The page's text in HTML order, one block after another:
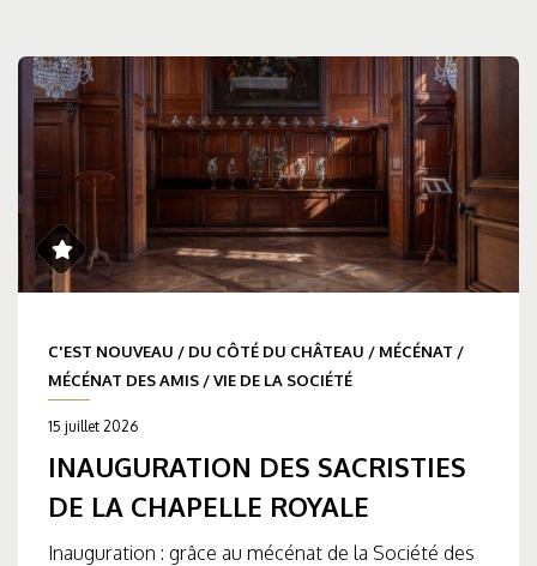
C'EST NOUVEAU / DU CÔTÉ DU CHÂTEAU / MÉCÉNAT /
MÉCÉNAT DES AMIS /VIE DE LA SOCIÉTÉ
15 juillet 2026
INAUGURATION DES SACRISTIES
DE LA CHAPELLE ROYALE
Inauguration : grâce au mécénat de la Société des